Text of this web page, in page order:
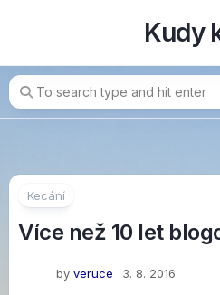
Kudy
Kecání
Více než 10 let
by veruce 3. 8. 2016